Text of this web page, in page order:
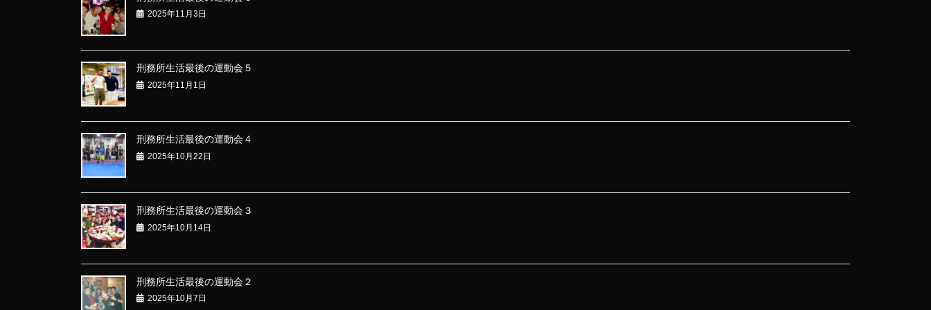
2025年11月3日
刑務所生活最後の運動会５
2025年11月1日
刑務所生活最後の運動会４
2025年10月22日
刑務所生活最後の運動会３
2025年10月14日
刑務所生活最後の運動会２
2025年10月7日